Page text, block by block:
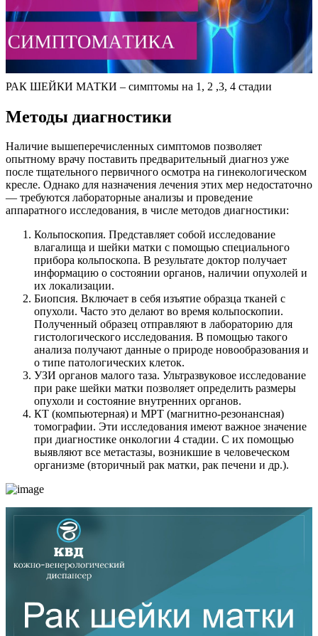
РАК ШЕЙКИ МАТКИ – симптомы на 1, 2 ,3, 4 стадии
Методы диагностики
Наличие вышеперечисленных симптомов позволяет
опытному врачу поставить предварительный диагноз уже
после тщательного первичного осмотра на гинекологическом
кресле. Однако для назначения лечения этих мер недостаточно
— требуются лабораторные анализы и проведение
аппаратного исследования, в числе методов диагностики:
Кольпоскопия. Представляет собой исследование
влагалища и шейки матки с помощью специального
прибора кольпоскопа. В результате доктор получает
информацию о состоянии органов, наличии опухолей и
их локализации.
Биопсия. Включает в себя изъятие образца тканей с
опухоли. Часто это делают во время кольпоскопии.
Полученный образец отправляют в лабораторию для
гистологического исследования. В помощью такого
анализа получают данные о природе новообразования и
о типе патологических клеток.
УЗИ органов малого таза. Ультразвуковое исследование
при раке шейки матки позволяет определить размеры
опухоли и состояние внутренних органов.
КТ (компьютерная) и МРТ (магнитно-резонансная)
томографии. Эти исследования имеют важное значение
при диагностике онкологии 4 стадии. С их помощью
выявляют все метастазы, возникшие в человеческом
организме (вторичный рак матки, рак печени и др.).